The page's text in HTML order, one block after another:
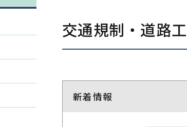
交通規制・道路
新着情報